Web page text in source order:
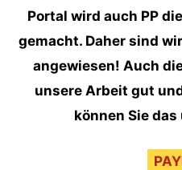
Portal wird auch PP
gemacht. Daher sind
angewiesen! Auch
unsere Arbeit gut
können Sie